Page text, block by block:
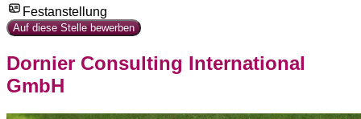
Festanstellung
Auf diese Stelle bewerben
Dornier Consulting International
GmbH